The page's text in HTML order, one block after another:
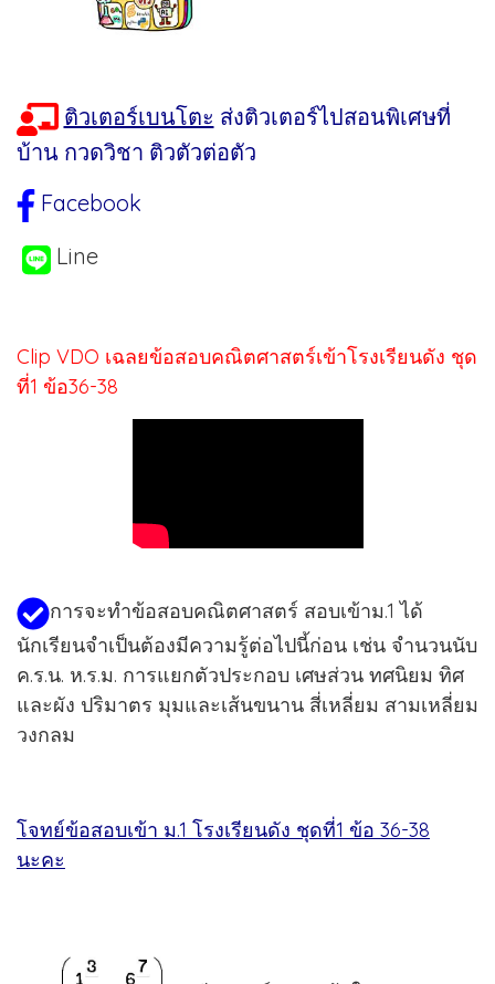
ติวเตอร์เบนโตะ ส่งติวเตอร์ไปสอนพิเศษที่
บ้าน กวดวิชา ติวตัวต่อตัว
Facebook
Line
Clip VDO เฉลยข้อสอบคณิตศาสตร์เข้าโรงเรียนดัง ชุด
ที่1 ข้อ36-38
การจะทำข้อสอบคณิตศาสตร์ สอบเข้าม.1 ได้
นักเรียนจำเป็นต้องมีความรู้ต่อไปนี้ก่อน เช่น จำนวนนับ
ค.ร.น. ห.ร.ม. การแยกตัวประกอบ เศษส่วน ทศนิยม ทิศ
และผัง ปริมาตร มุมและเส้นขนาน สี่เหลี่ยม สามเหลี่ยม
วงกลม
โจทย์ข้อสอบเข้า ม.1 โรงเรียนดัง ชุดที่1 ข้อ 36-38
นะคะ